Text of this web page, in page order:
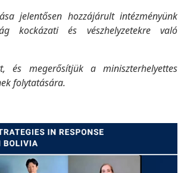
jelentősen hozzájárult intézményünk
kockázati és vészhelyzetekre való
és megerősítjük a miniszterhelyettes
folytatására.